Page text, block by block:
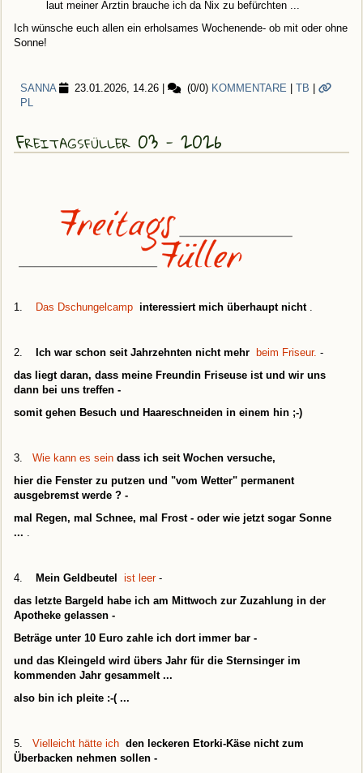
laut meiner Ärztin brauche ich da Nix zu befürchten ...
Ich wünsche euch allen ein erholsames Wochenende- ob mit oder ohne
Sonne!
SANNA 23.01.2026, 14.26 (0/0) KOMMENTARE TB
PL
Freitagsfüller 03 - 2026
1. Das Dschungelcamp interessiert mich überhaupt nicht.
2. Ich war schon seit Jahrzehnten nicht mehr beim Friseur. -
das liegt daran, dass meine Freundin Friseuse ist und wir uns
dann bei uns treffen -
somit gehen Besuch und Haareschneiden in einem hin ;-)
3. Wie kann es sein dass ich seit Wochen versuche,
hier die Fenster zu putzen und "vom Wetter" permanent
ausgebremst werde ? -
mal Regen, mal Schnee, mal Frost - oder wie jetzt sogar Sonne
...
4. Mein Geldbeutel ist leer -
das letzte Bargeld habe ich am Mittwoch zur Zuzahlung in der
Apotheke gelassen -
Beträge unter 10 Euro zahle ich dort immer bar -
und das Kleingeld wird übers Jahr für die Sternsinger im
kommenden Jahr gesammelt ...
also bin ich pleite :-( ...
5. Vielleicht hätte ich den leckeren Etorki-Käse nicht zum
Überbacken nehmen sollen -